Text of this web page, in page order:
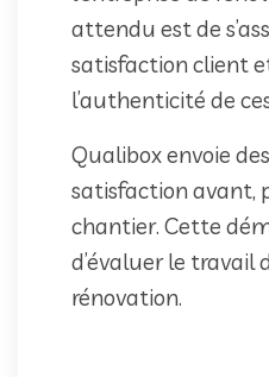
attendu est de
satisfaction client
l’authenticité de
Qualibox envoie
satisfaction avant,
chantier. Cette
d’évaluer le travail
rénovation.